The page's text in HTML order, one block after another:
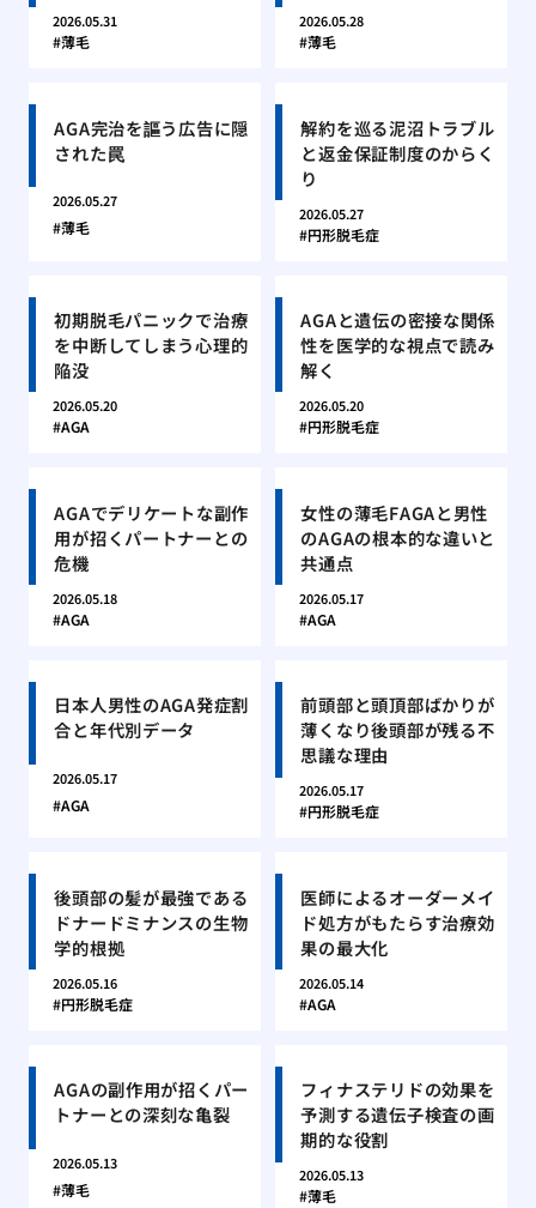
2026.05.31
薄毛
2026.05.28
薄毛
AGA完治を謳う広告に隠
された罠
2026.05.27
薄毛
解約を巡る泥沼トラブル
と返金保証制度のからく
り
2026.05.27
円形脱毛症
初期脱毛パニックで治療
を中断してしまう心理的
陥没
2026.05.20
AGA
AGAと遺伝の密接な関係
性を医学的な視点で読み
解く
2026.05.20
円形脱毛症
AGAでデリケートな副作
用が招くパートナーとの
危機
2026.05.18
AGA
女性の薄毛FAGAと男性
のAGAの根本的な違いと
共通点
2026.05.17
AGA
日本人男性のAGA発症割
合と年代別データ
2026.05.17
AGA
前頭部と頭頂部ばかりが
薄くなり後頭部が残る不
思議な理由
2026.05.17
円形脱毛症
後頭部の髪が最強である
ドナードミナンスの生物
学的根拠
2026.05.16
円形脱毛症
医師によるオーダーメイ
ド処方がもたらす治療効
果の最大化
2026.05.14
AGA
AGAの副作用が招くパー
トナーとの深刻な亀裂
2026.05.13
薄毛
フィナステリドの効果を
予測する遺伝子検査の画
期的な役割
2026.05.13
薄毛